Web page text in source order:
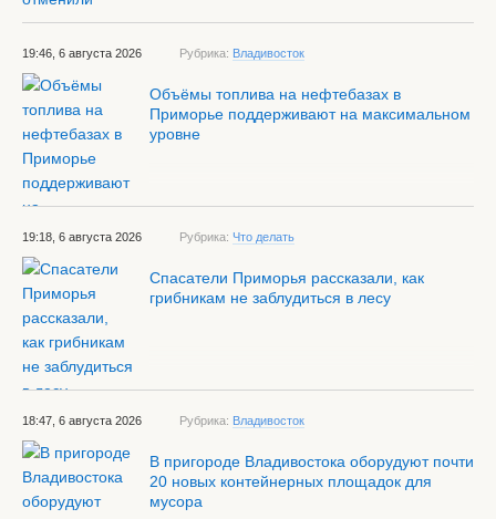
19:46, 6 августа 2026 Рубрика: Владивосток
Объёмы топлива на нефтебазах в
Приморье поддерживают на максимальном
уровне
19:18, 6 августа 2026 Рубрика: Что делать
Спасатели Приморья рассказали, как
грибникам не заблудиться в лесу
18:47, 6 августа 2026 Рубрика: Владивосток
В пригороде Владивостока оборудуют почти
20 новых контейнерных площадок для
мусора